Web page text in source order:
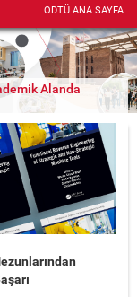
ODTÜ ANA SAYFA
Alanda